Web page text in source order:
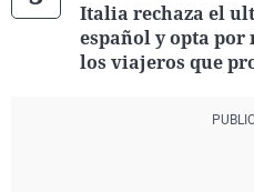
Italia rechaza el
español y opta por
los viajeros que